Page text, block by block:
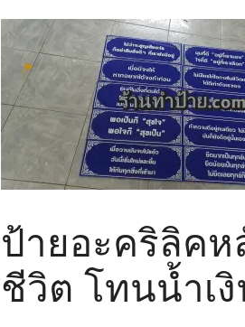
ป้ายอะคริลิค
ชีวิต โทนน้ำเ